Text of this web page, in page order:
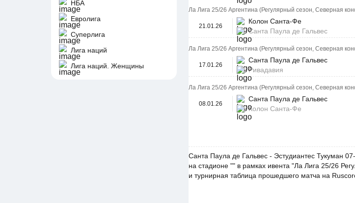
НБА
Евролига
Суперлига
Лига наций
Лига наций. Женщины
Ла Лига 25/26 Аргентина (Регулярный сезон, Северная
21.01.26
Колон Санта-Фе
Санта Паула де Гальвес
Ла Лига 25/26 Аргентина (Регулярный сезон, Северная
17.01.26
Санта Паула де Гальвес
Ривадавия
Ла Лига 25/26 Аргентина (Регулярный сезон, Северная
08.01.26
Санта Паула де Гальвес
Колон Санта-Фе
Санта Паула де Гальвес - Эстудиантес Тукуман
на стадионе "" в рамках ивента "Ла Лига 25/26
и турнирная таблица прошедшего матча на